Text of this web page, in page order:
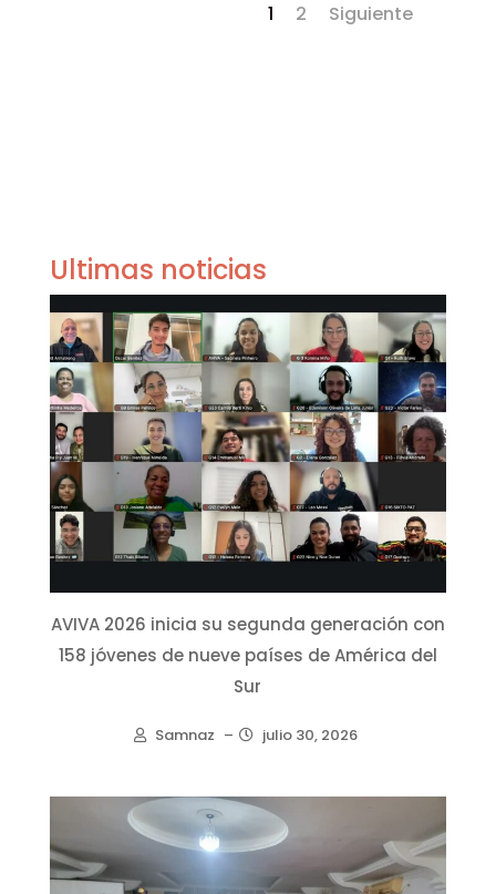
1 2 Siguiente
Ultimas noticias
AVIVA 2026 inicia su segunda generación con
158 jóvenes de nueve países de América del
Sur
Samnaz – julio 30, 2026